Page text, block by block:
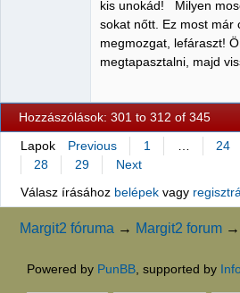
kis unokád! Milyen
sokat nőtt. Ez most már
megmozgat, lefáraszt!
megtapasztalni, majd
Hozzászólások: 301 to 312 of 345
Lapok Previous 1 24
28
29
Next
Válasz írásához belépekvagy
Margit2 fóruma → Margit2 forum →
Powered by PunBB, supported by